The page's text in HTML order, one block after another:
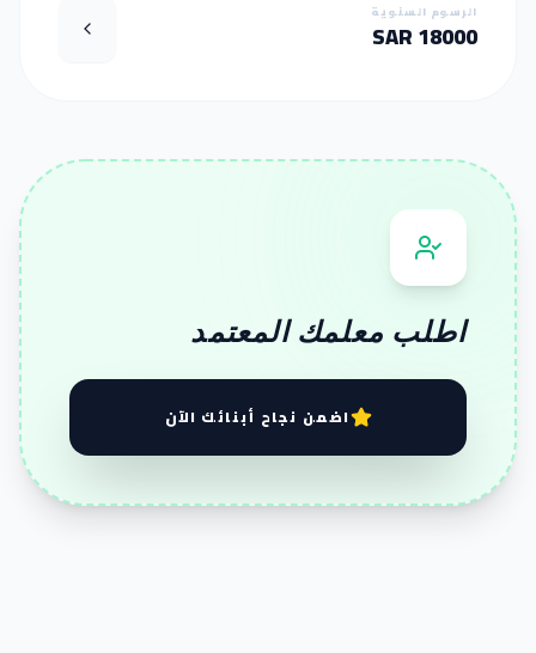
الرسوم السنوية
18000 SAR
اطلب معلمك المعتمد
اضمن نجاح أبنائك الآن